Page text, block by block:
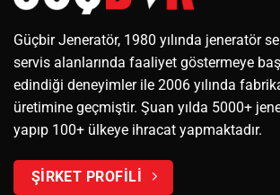
Güçbir Jeneratör, 1980 yılında jeneratör
servis alanlarında faaliyet göstermeye
edindiği deneyimler ile 2006 yılında
üretimine geçmiştir. Şuan yılda 5000+
yapıp 100+ ülkeye ihracat yapmaktadır.
ŞİRKET PROFİLİ